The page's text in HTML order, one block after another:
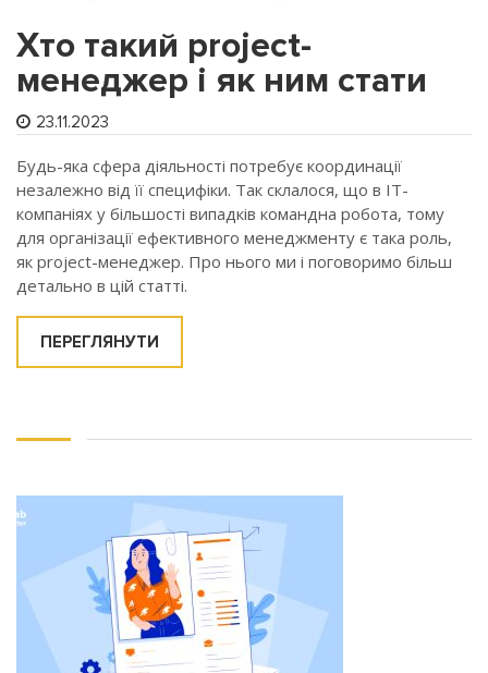
Хто такий project-
менеджер і як ним стати
23.11.2023
Будь-яка сфера діяльності потребує координації
незалежно від її специфіки. Так склалося, що в ІТ-
компаніях у більшості випадків командна робота, тому
для організації ефективного менеджменту є така роль,
як project-менеджер. Про нього ми і поговоримо більш
детально в цій статті.
ПЕРЕГЛЯНУТИ